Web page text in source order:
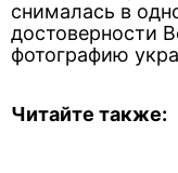
снималась в
достоверности
фотографию
Читайте также: